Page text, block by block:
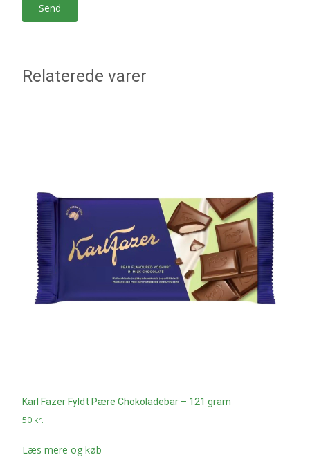
Relaterede varer
Karl Fazer Fyldt Pære Chokoladebar – 121 gram
50 kr.
Læs mere og køb